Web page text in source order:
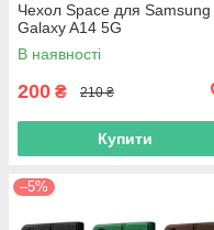
Чехол Space для Samsung
Galaxy A14 5G
В наявності
200 ₴ 210 ₴
Купити
–5%